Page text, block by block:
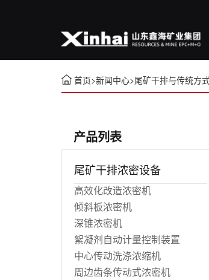
首页>新闻中心>尾矿干排与传统方
产品列表
尾矿干排浓密设备
高效化改造浓密机
倾斜板浓密机
深锥浓密机
絮凝剂自动计量控制装置
中心传动洗涤浓缩机
周边齿条传动式浓密机